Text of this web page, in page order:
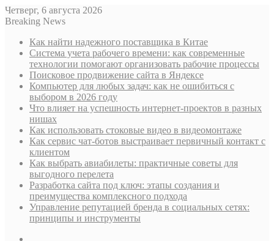
Четверг, 6 августа 2026
Breaking News
Как найти надежного поставщика в Китае
Система учета рабочего времени: как современные
технологии помогают организовать рабочие процессы
Поисковое продвижение сайта в Яндексе
Компьютер для любых задач: как не ошибиться с
выбором в 2026 году
Что влияет на успешность интернет-проектов в разных
нишах
Как использовать стоковые видео в видеомонтаже
Как сервис чат-ботов выстраивает первичный контакт с
клиентом
Как выбрать авиабилеты: практичные советы для
выгодного перелета
Разработка сайта под ключ: этапы создания и
преимущества комплексного подхода
Управление репутацией бренда в социальных сетях:
принципы и инструменты